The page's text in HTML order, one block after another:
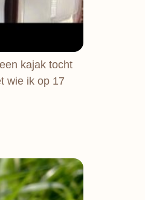
kajak tocht
wie ik op 17